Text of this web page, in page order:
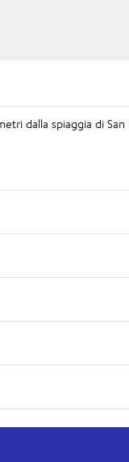
dalla spiaggia di